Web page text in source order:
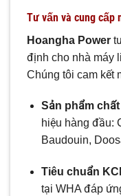
Tư vấn và cung cấp
Hoangha Power
định cho nhà máy
Chúng tôi cam kết
Sản phẩm
hiệu hàng đầu:
Baudouin,
Tiêu chuẩn
tại WHA đáp